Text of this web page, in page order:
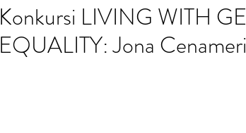
Konkursi LIVING WITH
EQUALITY: Jona Cenameri